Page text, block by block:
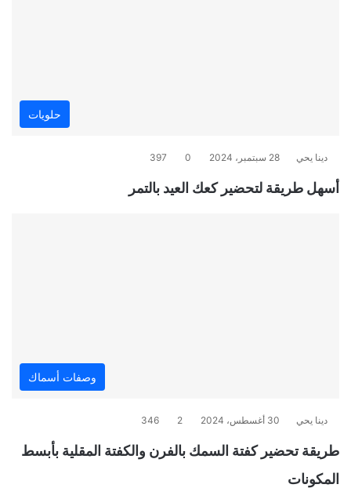
حلويات
دينا يحي 28 سبتمبر، 2024 0
397
أسهل طريقة لتحضير كعك العيد بالتمر
وصفات أسماك
دينا يحي 30 أغسطس، 2024 2
346
طريقة تحضير كفتة السمك بالفرن والكفتة المقلية بأبسط
المكونات